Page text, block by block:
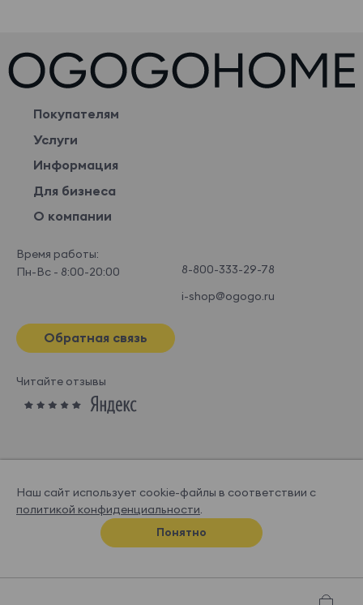
Покупателям
Услуги
Информация
Для бизнеса
О компании
Время работы:
Пн-Вс - 8:00-20:00
8-800-333-29-78
i-shop@ogogo.ru
Обратная связь
Читайте отзывы
© OGOGOHOME, 2026
Спроектировано и нарисовано вСупрематике
Наш сайт использует cookie-файлы в соответствии с
политикой конфиденциальности.
Понятно